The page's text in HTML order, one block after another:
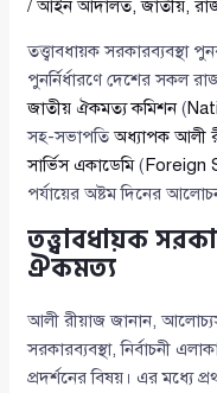
/আইন আদালত,জাতীয়,
তত্ত্বাবধায়ক সরকারব্যবস্থা
পুনর্নির্ধারণে দেশের সকল
জাতীয় ঐকমত্য কমিশন(
সহ-সভাপতিঅধ্যাপক আলী
সার্ভিস একাডেমি(Foreign
পর্যায়ের অষ্টম দিনের
তত্ত্বাবধায়ক
ঐকমত্য
আলী রীয়াজ জানান,
সরকারব্যবস্থা, নির্বাচনী
প্রদর্শনের বিষয়। এর মধ্যে